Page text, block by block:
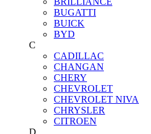
BUGATTI
BUICK
BYD
C
CADILLAC
CHANGAN
CHERY
CHEVROLET
CHEVROLET NIVA
CHRYSLER
CITROEN
D